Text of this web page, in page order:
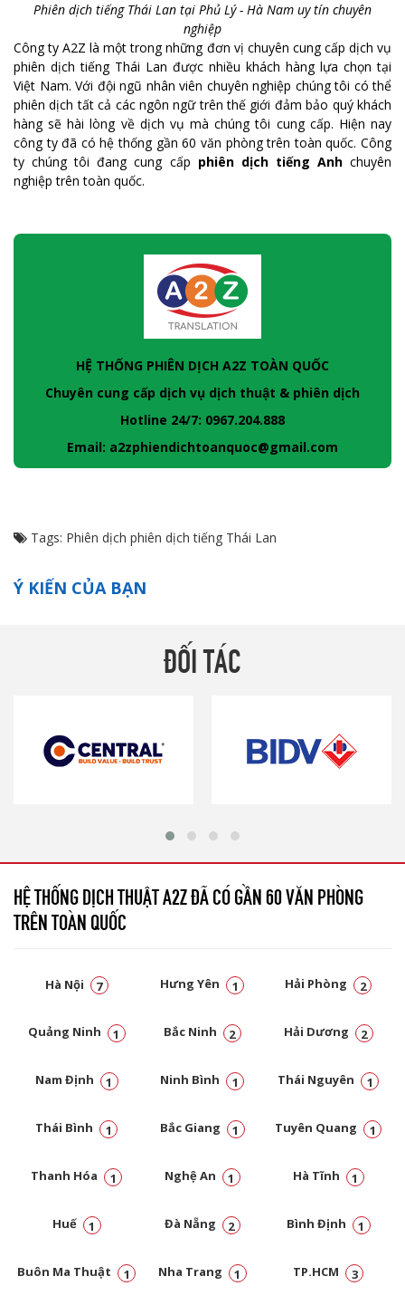
Phiên dịch tiếng Thái Lan tại Phủ Lý - Hà Nam uy tín chuyên
nghiệp
Công ty A2Z là một trong những đơn vị chuyên cung cấp dịch vụ
phiên dịch tiếng Thái Lan được nhiều khách hàng lựa chọn tại
Việt Nam. Với đội ngũ nhân viên chuyên nghiệp chúng tôi có thể
phiên dịch tất cả các ngôn ngữ trên thế giới đảm bảo quý khách
hàng sẽ hài lòng về dịch vụ mà chúng tôi cung cấp. Hiện nay
công ty đã có hệ thống gần 60 văn phòng trên toàn quốc. Công
ty chúng tôi đang cung cấp phiên dịch tiếng Anhchuyên
nghiệp trên toàn quốc.
HỆ THỐNG PHIÊN DỊCH A2Z TOÀN QUỐC
Chuyên cung cấp dịch vụ dịch thuật & phiên dịch
Hotline 24/7: 0967.204.888
Email: a2zphiendichtoanquoc@gmail.com
Tags: Phiên dịch phiên dịch tiếng Thái Lan
Ý KIẾN CỦA BẠN
ĐỐI TÁC
HỆ THỐNG DỊCH THUẬT A2Z ĐÃ CÓ GẦN 60 VĂN PHÒNG
TRÊN TOÀN QUỐC
Hà Nội 7 Hưng Yên 1 Hải Phòng 2
Quảng Ninh 1 Bắc Ninh 2 Hải Dương 2
Nam Định 1 Ninh Bình 1 Thái Nguyên 1
Thái Bình 1 Bắc Giang 1 Tuyên Quang 1
Thanh Hóa 1 Nghệ An 1 Hà Tĩnh 1
Huế 1 Đà Nẵng 2 Bình Định 1
Buôn Ma Thuật 1 Nha Trang 1 TP.HCM 3